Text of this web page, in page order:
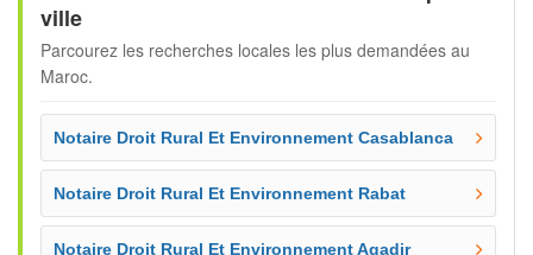
ville
Parcourez les recherches locales les plus demandées au
Maroc.
Notaire Droit Rural Et Environnement Casablanca
Notaire Droit Rural Et Environnement Rabat
Notaire Droit Rural Et Environnement Agadir